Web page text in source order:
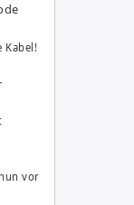
Kabel!
vor